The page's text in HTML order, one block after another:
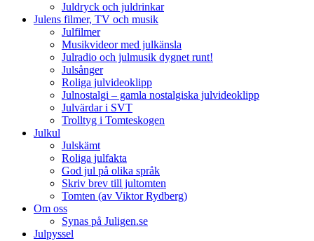
Juldryck och juldrinkar
Julens filmer, TV och musik
Julfilmer
Musikvideor med julkänsla
Julradio och julmusik dygnet runt!
Julsånger
Roliga julvideoklipp
Julnostalgi – gamla nostalgiska julvideoklipp
Julvärdar i SVT
Trolltyg i Tomteskogen
Julkul
Julskämt
Roliga julfakta
God jul på olika språk
Skriv brev till jultomten
Tomten (av Viktor Rydberg)
Om oss
Synas på Juligen.se
Julpyssel